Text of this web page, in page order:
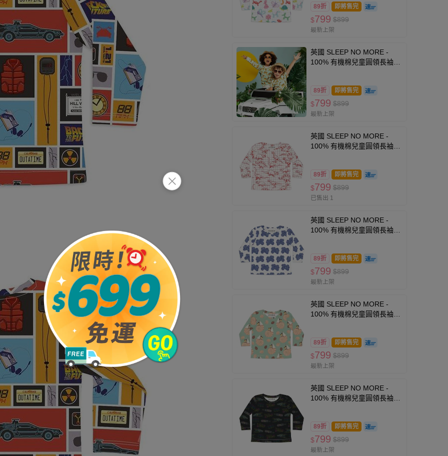
89折 即將售完
$799 $899
最新上架
英國 SLEEP NO MORE -
100% 有機棉兒童圓領長袖上
89折 即將售完
$799 $899
最新上架
英國 SLEEP NO MORE -
100% 有機棉兒童圓領長袖上
89折 即將售完
$799 $899
已售出 1
英國 SLEEP NO MORE -
100% 有機棉兒童圓領長袖上
89折 即將售完
$799 $899
最新上架
英國 SLEEP NO MORE -
100% 有機棉兒童圓領長袖上
89折 即將售完
$799 $899
最新上架
英國 SLEEP NO MORE -
100% 有機棉兒童圓領長袖上
89折 即將售完
$799 $899
最新上架